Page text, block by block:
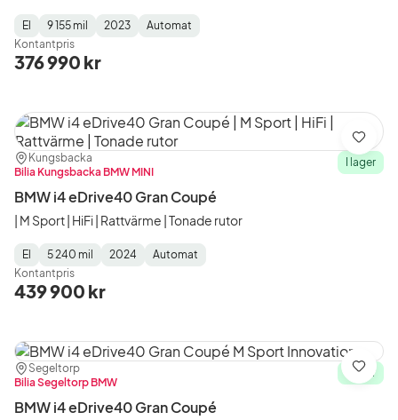
Fuel
Type:
El
Mätarställning:
9 155 mil
Model
Year:
2023
Gearbox
Type:
Automat
Kontantpris
376 990 kr
Plats:
Kungsbacka
Återförsäljare:
Bilia Kungsbacka BMW MINI
I lager
BMW i4 eDrive40 Gran Coupé
| M Sport | HiFi | Rattvärme | Tonade rutor
Fuel
Type:
El
Mätarställning :
5 240 mil
Model
Year:
2024
Gearbox
Type:
Automat
Kontantpris
439 900 kr
Spara
Plats:
Segeltorp
Återförsäljare:
Bilia Segeltorp BMW
I lager
BMW i4 eDrive40 Gran Coupé
Spara